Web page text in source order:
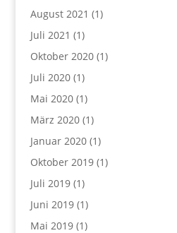
August 2021 (1)
Juli 2021 (1)
Oktober 2020(1)
Juli 2020(1)
Mai 2020(1)
März 2020(1)
Januar 2020(1)
Oktober 2019(1)
Juli 2019(1)
Juni 2019(1)
Mai 2019(1)